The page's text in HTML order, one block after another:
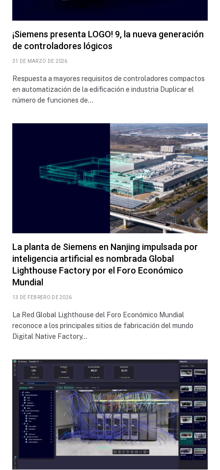
¡Siemens presenta LOGO! 9, la nueva generación
de controladores lógicos
31 DE MARZO DE 2026
Respuesta a mayores requisitos de controladores compactos
en automatización de la edificación e industria Duplicar el
número de funciones de…
La planta de Siemens en Nanjing impulsada por
inteligencia artificial es nombrada Global
Lighthouse Factory por el Foro Económico
Mundial
13 DE FEBRERO DE 2026
La Red Global Lighthouse del Foro Económico Mundial
reconoce a los principales sitios de fabricación del mundo
Digital Native Factory…